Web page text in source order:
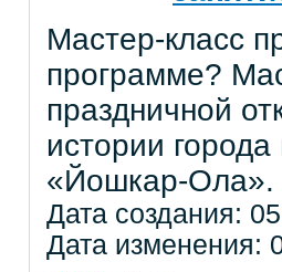
Мастер-класс
программе?
праздничной
истории
«Йошкар-Ола».
Дата создания:
Дата изменения: